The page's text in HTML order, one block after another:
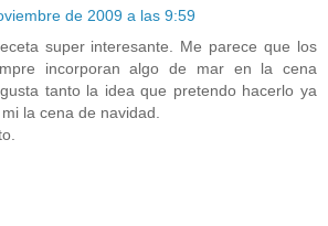
de 2009 a las 9:59
super interesante. Me parece que los
incorporan algo de mar en la cena
tanto la idea que pretendo hacerlo ya
la cena de navidad.